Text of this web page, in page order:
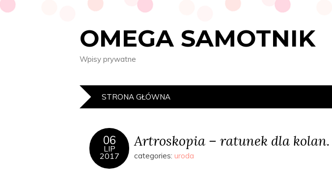
OMEGA SAMOTNIK
Wpisy prywatne
STRONA GŁÓWNA
06
LIP
2017
Artroskopia – ratunek dla kolan.
categories: uroda